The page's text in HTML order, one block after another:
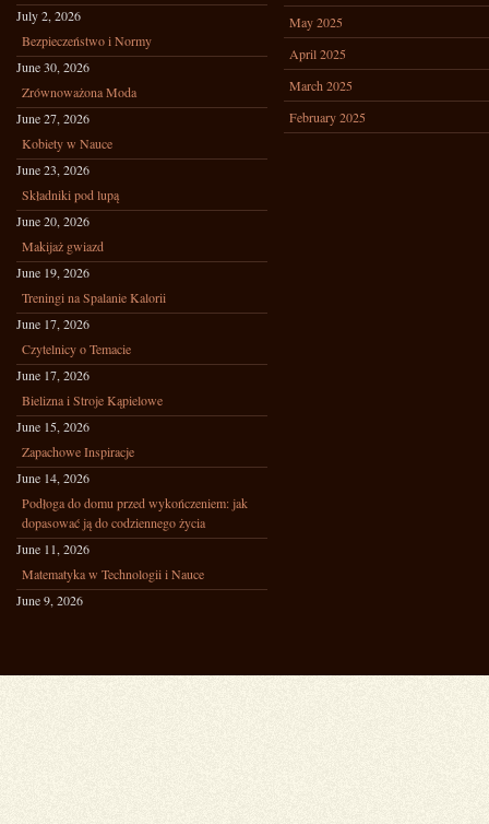
July 2, 2026
Bezpieczeństwo i Normy
June 30, 2026
Zrównoważona Moda
June 27, 2026
Kobiety w Nauce
June 23, 2026
Składniki pod lupą
June 20, 2026
Makijaż gwiazd
June 19, 2026
Treningi na Spalanie Kalorii
June 17, 2026
Czytelnicy o Temacie
June 17, 2026
Bielizna i Stroje Kąpielowe
June 15, 2026
Zapachowe Inspiracje
June 14, 2026
Podłoga do domu przed wykończeniem: jak
dopasować ją do codziennego życia
June 11, 2026
Matematyka w Technologii i Nauce
June 9, 2026
May 2025
April 2025
March 2025
February 2025